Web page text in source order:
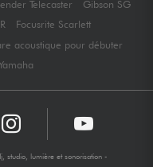
Telecaster
Gibson SG
Focusrite Scarlett
acoustique pour débuter
studio, lumière et sonorisation -